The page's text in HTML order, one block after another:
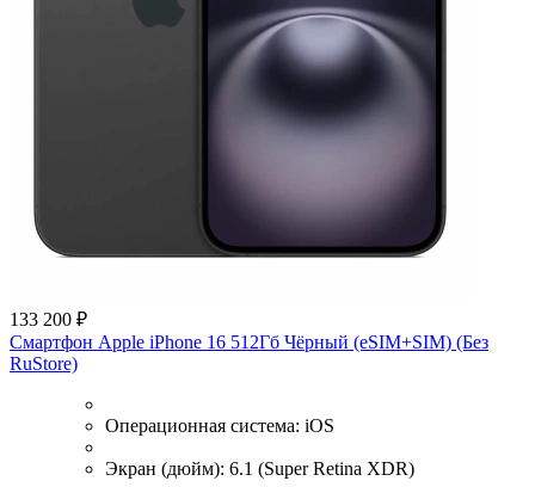
133 200 ₽
Смартфон Apple iPhone 16 512Гб Чёрный (eSIM+SIM) (Без
RuStore)
Операционная система: iOS
Экран (дюйм): 6.1 (Super Retina XDR)